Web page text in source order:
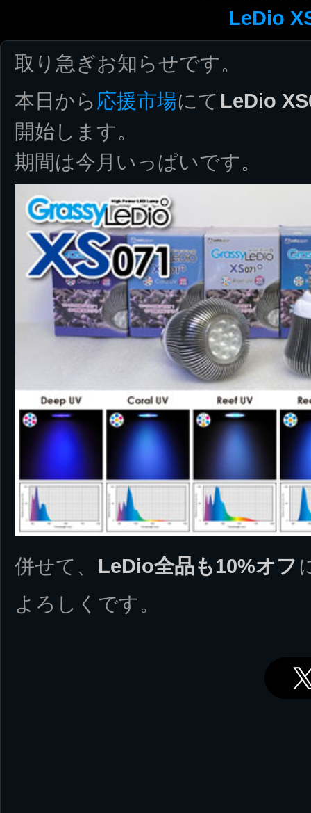
LeDio
取り急ぎお知らせです。
本日から 応援市場にて LeDio
開始します。
期間は今月いっぱいです。
併せて、 LeDio全品も10%オフ
よろしくです。